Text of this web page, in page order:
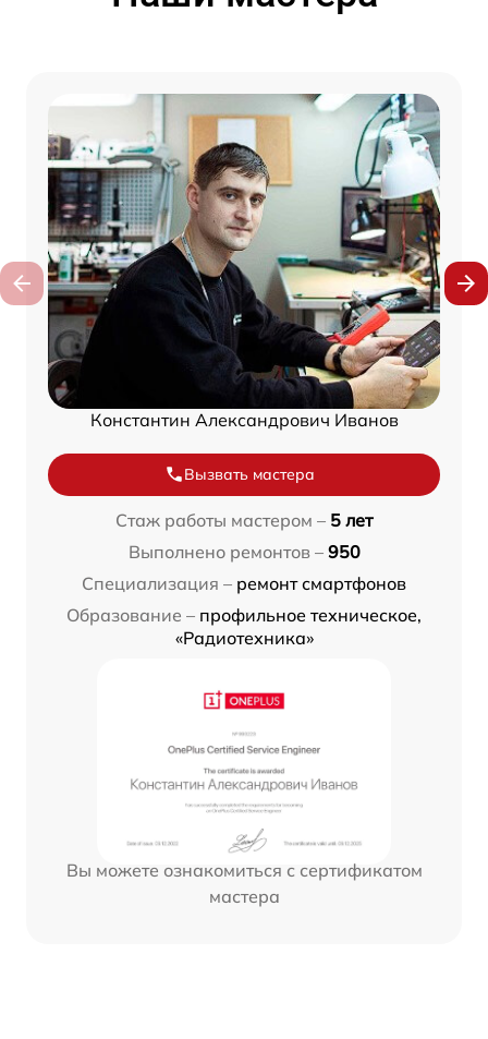
Константин Александрович Иванов
Вызвать мастера
Стаж работы мастером – 5 лет
Выполнено ремонтов – 950
Специализация – ремонт смартфонов
Образование – профильное техническое,
«Радиотехника»
Вы можете ознакомиться с сертификатом
мастера